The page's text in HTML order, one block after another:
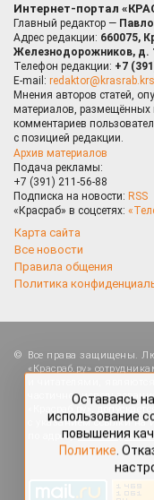
Интернет-портал
Главный редактор —
Адрес редакции: 660075,
Железнодорожников, д.
Телефон редакции: +7
E-mail:
Мнения авторов статей,
материалов, размещённых
комментариев
с позицией редакции.
Архив материалов
Подача рекламы:
+7 (391) 211-56-88
Подписка на новости: RSS
«Красраб» в соцсетях:
Карта сайта
Все новости
Правила общения
Политика
Все права защищены.
«Красраб.ру»
частичное
«Красраб.ру»,
с указанием ссылки на
по адресу
использование
повышения
Политике.